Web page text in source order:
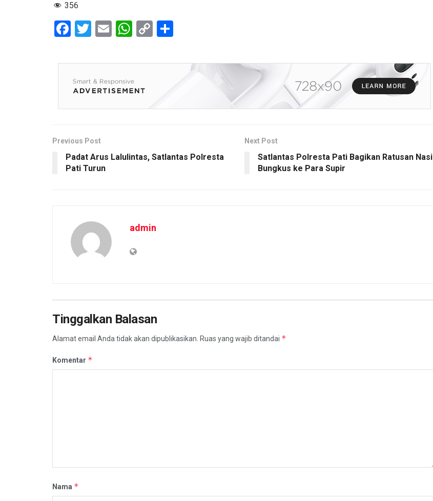
356
F
ce
b
o
o
T
tt
er
E
ail
W
at
s
A
p
C
py
k
ar
Previous Post
Padat Arus Lalulintas, Satlantas Polresta
Pati Turun
Next Post
Satlantas Polresta Pati Bagikan Ratusan Nasi
Bungkus ke Para Supir
admin
Tinggalkan Balasan
Alamat email Anda tidak akan dipublikasikan. Ruas yang wajib ditandai *
Komentar *
Nama *